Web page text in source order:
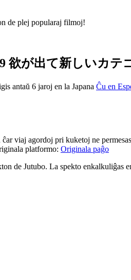
de plej popularaj filmoj!
欲が出て新しいカテ
antaŭ 6 jaroj en la Japana Ĉu en
viaj agordoj pri kuketoj ne
platformo: Originala paĝo
de Jutubo. La spekto enkalkuliĝas